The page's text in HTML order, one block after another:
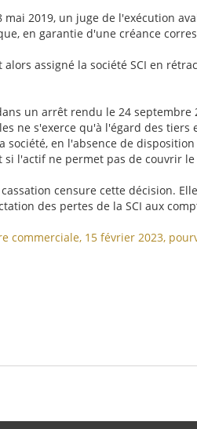
mai 2019, un juge de l'exécution
en garantie d'une créance
alors assigné la société SCI en
un arrêt rendu le 24
ne s'exerce qu'à l'égard des
société, en l'absence de
si l'actif ne permet pas de couvrir le
censure cette décision.
des pertes de la SCI aux
commerciale, 15 février 2023,